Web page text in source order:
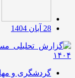
28 آبان 1404
گردشگری و